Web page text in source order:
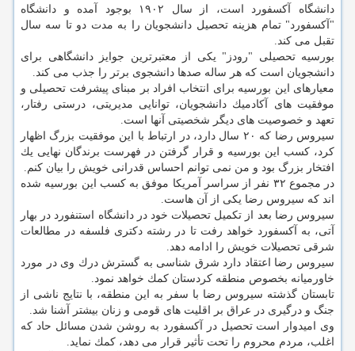
دانشگاه آكسفورد است، از سال ۱۹۰۲ بوجود آمده و دانشگاه
"آكسفورد" تمام هزینه تحصیل دانشجویان را به مدت دو تا سه سال
تقبل می كند.
بورسیه تحصیلی "رودز" یكی از معتبرترین جوایز دانشگاهی برای
دانشجویان است كه هر ساله صدها دانشجوی برتر را جذب می كند.
معیارهای این بورسیه برای انتخاب افراد بر مبنای پیشرفت تحصیلی و
موفقیت های آكادمیك دانشجویان، توانایی مدیریتی، درستی رفتار،
تعهد و خصوصیت های دیگر شخصیتی آنها است.
سیروس رضا كه ۲۰ سال دارد، در ارتباط با این موفقیت بزرگ اظهار
كرد، كسب این بورسیه و قرار گرفتن در فهرست برندگان نهایی یك
افتخار بزرگ بود و من نمی توانم احساس قدرانی خویش را بیان كنم.
در مجموع ۳۲ نفر از سراسر آمریكا موفق به كسب این بورسیه شده
اند كه سیروس رضا یكی از آن هاست.
سیروس رضا بعد از تكمیل تحصیلات خود در دانشگاه استنفورد در بهار
آتی، به آكسفورد خواهد رفت تا در رشته دكتری فلسفه در مطالعات
شرقی تحصیلات خویش را ادامه دهد.
سیروس رضا اعتقاد دارد شرق شناسی به گسترش درك وی در مورد
خاورمیانه بخصوص منطقه كردستان كمك خواهد نمود.
تابستان گذشته سیروس رضا با سفر به این منطقه، با نتایج ناشی از
جنگ و درگیری در عراق بر اقلیت های قومی و زنان بیشتر آشنا شد.
وی امیدوار است تحصیل در آكسفورد به روشن شدن مسائل حاد كه
اغلب، مردم محروم را تحت تأثیر قرار می دهد، كمك نماید.